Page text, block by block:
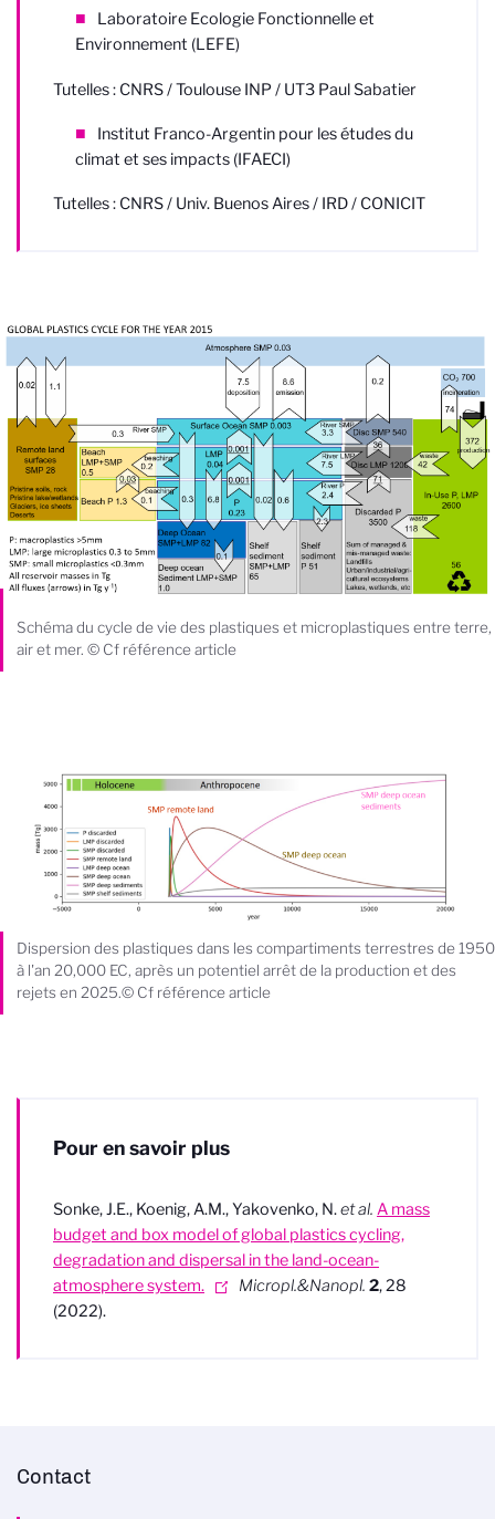
Laboratoire Ecologie Fonctionnelle et
Environnement (LEFE)
Tutelles : CNRS / Toulouse INP / UT3 Paul Sabatier
Institut Franco-Argentin pour les études du
climat et ses impacts (IFAECI)
Tutelles : CNRS / Univ. Buenos Aires / IRD / CONICIT
Schéma du cycle de vie des plastiques et microplastiques entre terre,
air et mer. © Cf référence article
Dispersion des plastiques dans les compartiments terrestres de 1950
à l'an 20,000 EC, après un potentiel arrêt de la production et des
rejets en 2025.© Cf référence article
Pour en savoir plus
Sonke, J.E., Koenig, A.M., Yakovenko, N.et al. A mass
budget and box model of global plastics cycling,
degradation and dispersal in the land-ocean-
atmosphere system.
Micropl.&Nanopl. 2, 28
(2022).
Contact